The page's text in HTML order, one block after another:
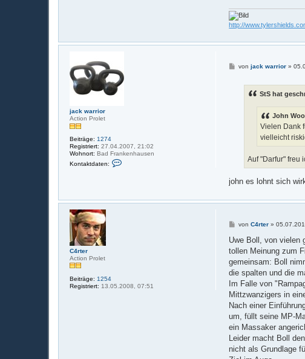
http://
jack warrior
Action Prolet
Beiträge: 1274
Registriert: 27.04.2007, 21:02
Wohnort: Bad Frankenhausen
Kontaktdaten:
t
c
Bvonjack warrior »
StS hat
John
Vielen Dank
vielleicht
Auf "Darfur" freu
john es lohnt sich
C4rter
Action Prolet
Beiträge: 1254
Registriert: 13.05.2008, 07:51
B
i
r
a
vonC4rter »
Uwe Boll, von vielen
tollen Meinung zum
gemeinsam: Boll
die spalten und die
Im Falle von
Mittzwanzigers in
Nach einer
um, füllt seine MP-
ein Massaker
Leider macht Boll
nicht als Grundlage